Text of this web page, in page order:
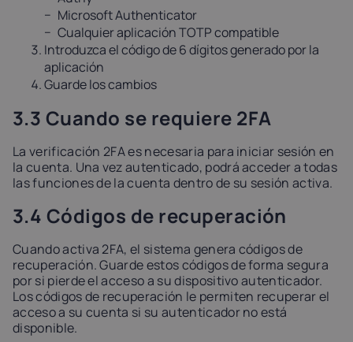
Microsoft Authenticator
Cualquier aplicación TOTP compatible
Introduzca el código de 6 dígitos generado por la
aplicación
Guarde los cambios
3.3 Cuando se requiere 2FA
La verificación 2FA es necesaria para iniciar sesión en
la cuenta. Una vez autenticado, podrá acceder a todas
las funciones de la cuenta dentro de su sesión activa.
3.4 Códigos de recuperación
Cuando activa 2FA, el sistema genera códigos de
recuperación. Guarde estos códigos de forma segura
por si pierde el acceso a su dispositivo autenticador.
Los códigos de recuperación le permiten recuperar el
acceso a su cuenta si su autenticador no está
disponible.